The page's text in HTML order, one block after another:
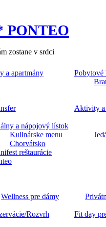
PONTEO
zostane v srdci
a apartmány
Pobytové
Aktivity
a nápojový lístok
Kulinárske menu
Chorvátsko
reštaurácie
Wellness pre dámy
Rozvrh
Fit day